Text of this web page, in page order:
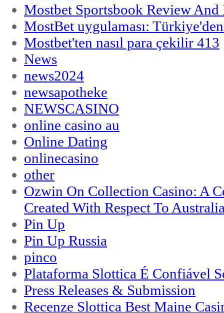
Mostbet Sportsbook Review And
MostBet uygulaması:
Mostbet'ten nasıl para çekilir 413
News
news2024
newsapotheke
NEWSCASINO
online casino au
Online Dating
onlinecasino
other
Ozwin On Collection Casino: A
Created With Respect To
Pin Up
Pin Up Russia
pinco
Plataforma Slottica É Confiável
Press Releases & Submission
Recenze Slottica Best Maine